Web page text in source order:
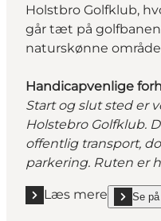
Holstbro Golfklub,
går tæt på golfbanen
naturskønne
Handicapvenlige
Start og slut sted er
Holstebro Golfklub.
offentlig transport,
parkering. Ruten er
Læs mere
Læs mere Se
show